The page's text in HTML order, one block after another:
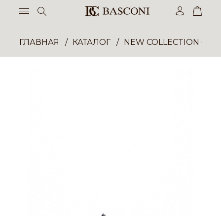
ГЛАВНАЯ КАТАЛОГ NEW COLLECTION